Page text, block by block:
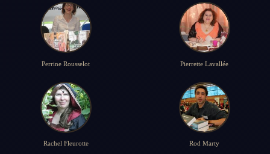
Perrine Rousselot Pierrette Lavallée
Rachel Fleurotte Rod Marty